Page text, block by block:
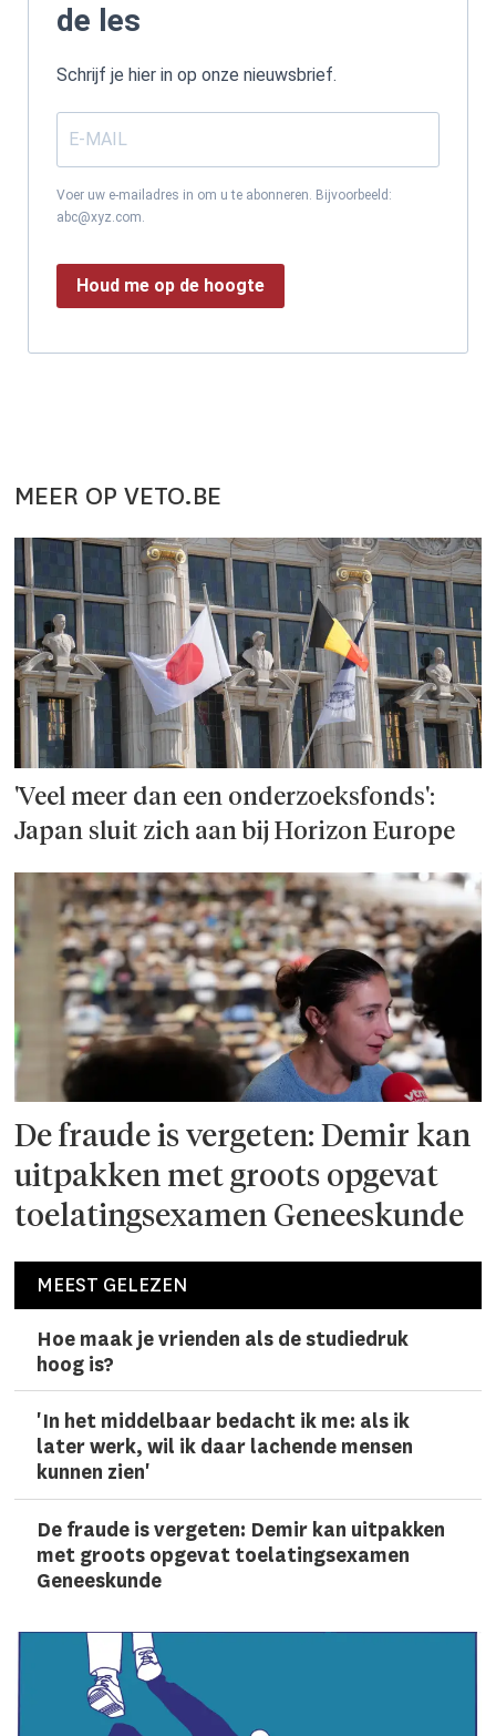
de les
Schrijf je hier in op onze nieuwsbrief.
Voer uw e-mailadres in om u te abonneren. Bijvoorbeeld:
abc@xyz.com.
Houd me op de hoogte
MEER OP VETO.BE
'Veel meer dan een onderzoeks­fonds':
Japan sluit zich aan bij Horizon Europe
De fraude is vergeten: Demir kan
uitpakken met groots opgevat
toelatingsexamen Geneeskunde
MEEST GELEZEN
Hoe maak je vrienden als de studiedruk
hoog is?
'In het middelbaar bedacht ik me: als ik
later werk, wil ik daar lachen­de mensen
kunnen zien'
De fraude is vergeten: Demir kan uitpakken
met groots opgevat toelatingsexamen
Geneeskunde